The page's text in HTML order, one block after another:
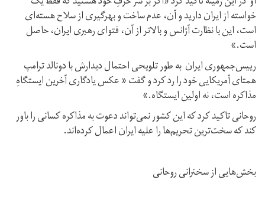
خواسته از ایران دارید و آن، عدم ساخت و بهر‌گیری از سلاح هسته‌ای
است، این با نظارت آژانس و بالاتر از آن، فتوای رهبری ایران، حاصل
است.»
رییس‌جمهوری ایران به طور تلویحی احتمال دیدارش با دونالد ترامپ
همتای آمریکایی خود را رد کرد و گفت « عکس یادگاری آخرین ایستگاهِ
مذاکره است، نه اولین ایستگاه.»
روحانی تاکید کرد که این کشور نمی‌تواند دعوت به مذاکره کسانی را باور
کند که سخت‌ترین تحریم‌ها را علیه ایران اعمال کرده‌اند.
بخش‌هایی از سخنرانی روحانی